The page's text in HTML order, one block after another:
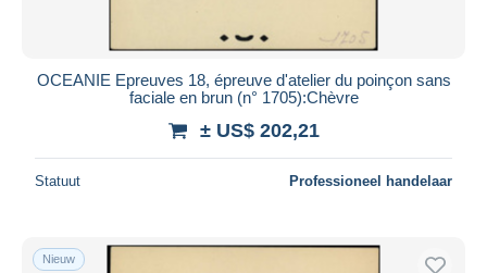
OCEANIE Epreuves 18, épreuve d'atelier du poinçon sans
faciale en brun (n° 1705):Chèvre
± US$ 202,21
Statuut Professioneel handelaar
Nieuw